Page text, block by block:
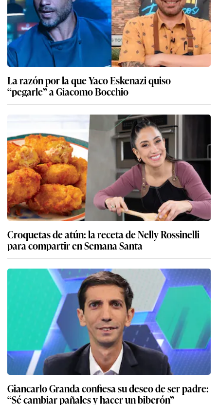
La razón por la que Yaco Eskenazi quiso
“pegarle” a Giacomo Bocchio
Croquetas de atún: la receta de Nelly Rossinelli
para compartir en Semana Santa
Giancarlo Granda confiesa su deseo de ser padre:
“Sé cambiar pañales y hacer un biberón”